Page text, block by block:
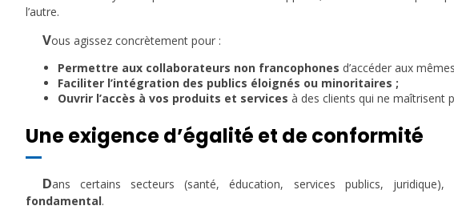
l’autre.
Vous agissez concrètement pour :
Permettre aux collaborateurs non francophones d’accéder aux
Faciliter l’intégration des publics éloignés ou minoritaires ;
Ouvrir l’accès à vos produits et services à des clients qui ne maîtrisent
Une exigence d’égalité et de conformité
Dans certains secteurs (santé, éducation, services publics, juridique),
fondamental.